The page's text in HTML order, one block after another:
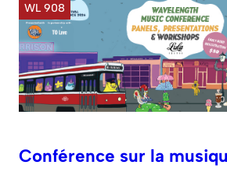
WL 908
Conférence sur la